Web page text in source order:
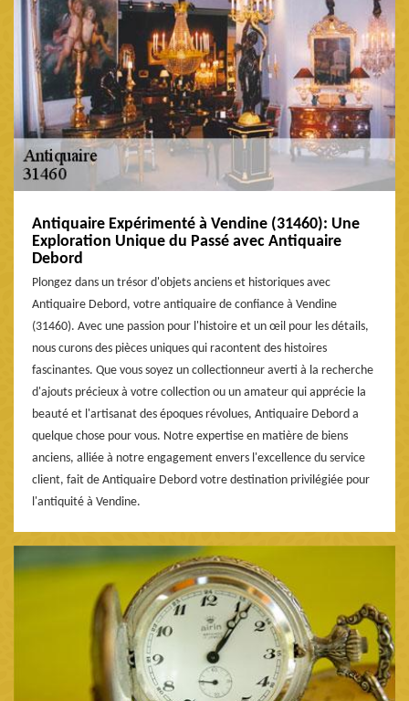
Antiquaire Expérimenté à Vendine (31460): Une
Exploration Unique du Passé avec Antiquaire
Debord
Plongez dans un trésor d'objets anciens et historiques avec
Antiquaire Debord, votre antiquaire de confiance à Vendine
(31460). Avec une passion pour l'histoire et un œil pour les détails,
nous curons des pièces uniques qui racontent des histoires
fascinantes. Que vous soyez un collectionneur averti à la recherche
d'ajouts précieux à votre collection ou un amateur qui apprécie la
beauté et l'artisanat des époques révolues, Antiquaire Debord a
quelque chose pour vous. Notre expertise en matière de biens
anciens, alliée à notre engagement envers l'excellence du service
client, fait de Antiquaire Debord votre destination privilégiée pour
l'antiquité à Vendine.